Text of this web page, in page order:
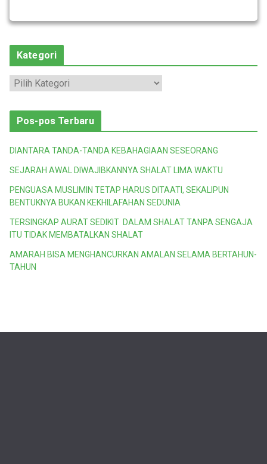
Kategori
t
o
r
i
Pos-pos Terbaru
DIANTARA TANDA-TANDA KEBAHAGIAAN SESEORANG
SEJARAH AWAL DIWAJIBKANNYA SHALAT LIMA WAKTU
PENGUASA MUSLIMIN TETAP HARUS DITAATI, SEKALIPUN
BENTUKNYA BUKAN KEKHILAFAHAN SEDUNIA
TERSINGKAP AURAT SEDIKIT DALAM SHALAT TANPA SENGAJA
ITU TIDAK MEMBATALKAN SHALAT
AMARAH BISA MENGHANCURKAN AMALAN SELAMA BERTAHUN-
TAHUN